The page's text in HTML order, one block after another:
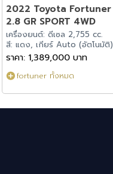
2022 Toyota Fortuner
2.8 GR SPORT 4WD
เครื่องยนต์: ดีเซล 2,755 cc.
สี: แดง, เกียร์ Auto (อัตโนมัติ)
ราคา: 1,389,000 บาท
fortuner ทั้งหมด